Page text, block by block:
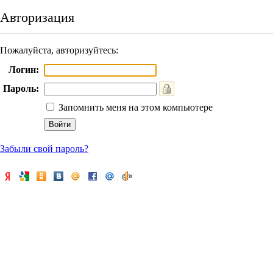
Авторизация
Пожалуйста, авторизуйтесь:
Логин:
Пароль:
Запомнить меня на этом компьютере
Забыли свой пароль?